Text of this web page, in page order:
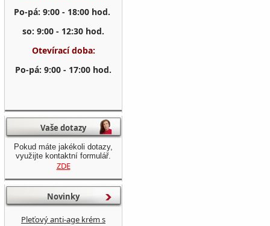
Po-pá: 9:00 - 18:00 hod.
so: 9:00 - 12:30 hod.
Otevírací doba:
Po-pá: 9:00 - 17:00 hod.
Vaše dotazy
Pokud máte jakékoli dotazy,
využijte kontaktní formulář.
ZDE
Novinky
Pleťový anti-age krém s